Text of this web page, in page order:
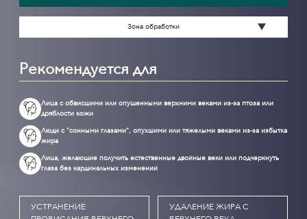
Зона обработки
Рекомендуется для
Лица с обвисшими или опущенными верхними веками из-за птоза или
дряблости кожи
Люди с "сонными глазами", опухшими или тяжелыми веками из-за избытка
жира
Лица, желающие получить естественные двойные веки или подчеркнуть
глаза без кардинальных изменений
УСТРАНЕНИЕ
УДАЛЕНИЕ ЖИРА С